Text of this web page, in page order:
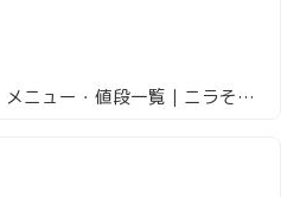
登龍 麻布店（麻布十番）メニュー・値段一覧｜ニラそば2,500円と夏の冷やし中華